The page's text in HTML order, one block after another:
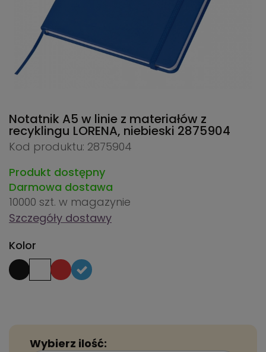
Notatnik A5 w linie z materiałów z
recyklingu LORENA, niebieski 2875904
Kod produktu: 2875904
Produkt dostępny
Darmowa dostawa
10000 szt. w magazynie
Szczegóły dostawy
Kolor
Wybierz ilość: